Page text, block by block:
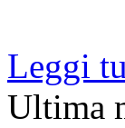
Leggi
Ultima